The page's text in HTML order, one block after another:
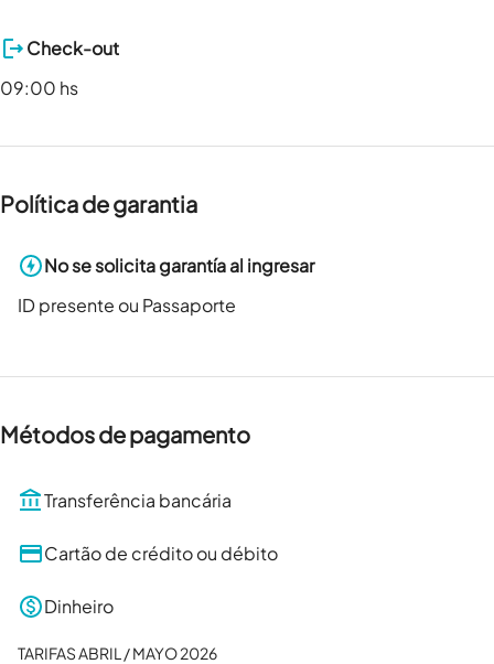
Check-out
09:00 hs
Política de garantia
No se solicita garantía al ingresar
ID presente ou Passaporte
Métodos de pagamento
Transferência bancária
Cartão de crédito ou débito
Dinheiro
TARIFAS ABRIL / MAYO 2026